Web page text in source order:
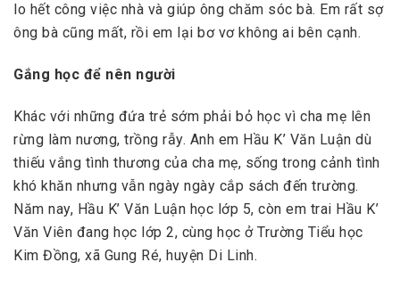
lo hết công việc nhà và giúp ông chăm sóc bà. Em rất sợ
ông bà cũng mất, rồi em lại bơ vơ không ai bên cạnh.
Gắng học để nên người
Khác với những đứa trẻ sớm phải bỏ học vì cha mẹ lên
rừng làm nương, trồng rẫy. Anh em Hầu K’ Văn Luận dù
thiếu vắng tình thương của cha mẹ, sống trong cảnh tình
khó khăn nhưng vẫn ngày ngày cắp sách đến trường.
Năm nay, Hầu K’ Văn Luận học lớp 5, còn em trai Hầu K’
Văn Viên đang học lớp 2, cùng học ở Trường Tiểu học
Kim Đồng, xã Gung Ré, huyện Di Linh.